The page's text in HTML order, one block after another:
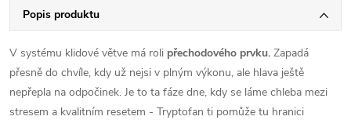
Popis produktu
V systému klidové větve má roli přechodového prvku. Zapadá
přesně do chvíle, kdy už nejsi v plným výkonu, ale hlava ještě
nepřepla na odpočinek. Je to ta fáze dne, kdy se láme chleba mezi
stresem a kvalitním resetem - Tryptofan ti pomůže tu hranici